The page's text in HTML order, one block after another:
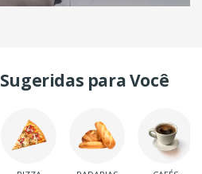
Sugeridas para Você